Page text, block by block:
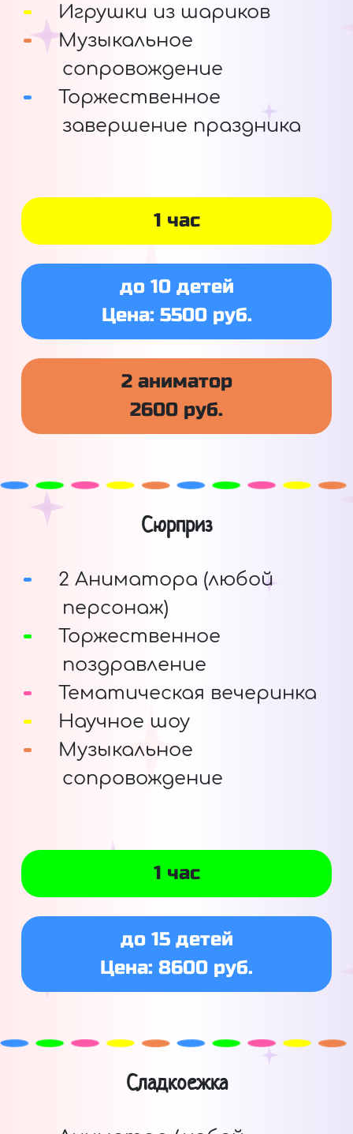
Игрушки из шариков
Музыкальное
сопровождение
Торжественное
завершение праздника
1 час
до 10 детей
Цена: 5500 руб.
2 аниматор
2600 руб.
Сюрприз
2 Аниматора (любой
персонаж)
Торжественное
поздравление
Тематическая вечеринка
Научное шоу
Музыкальное
сопровождение
1 час
до 15 детей
Цена: 8600 руб.
Сладкоежка